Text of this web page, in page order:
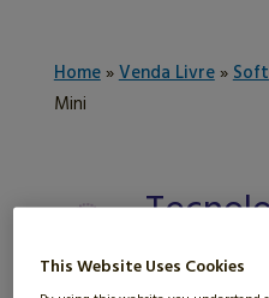
Home»Venda Livre»
Mini
Mini
This Website Uses Cookies